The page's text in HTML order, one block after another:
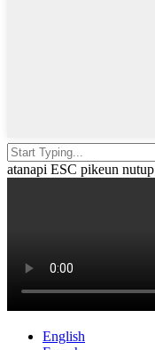
atanapi ESC pikeun nutup
English